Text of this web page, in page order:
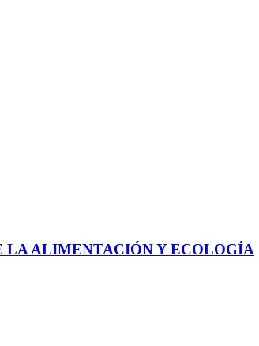
LA ALIMENTACIÓN Y ECOLOGÍA